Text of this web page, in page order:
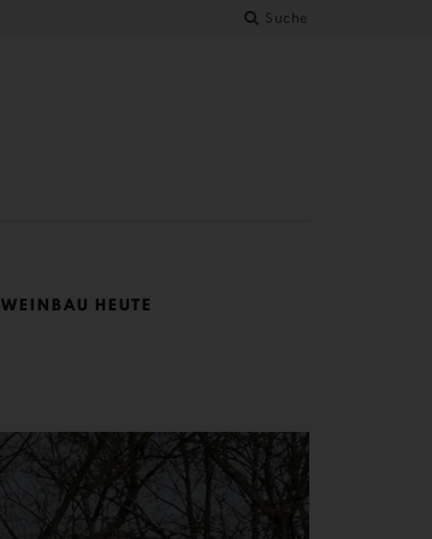
Suche
WEINBAU HEUTE